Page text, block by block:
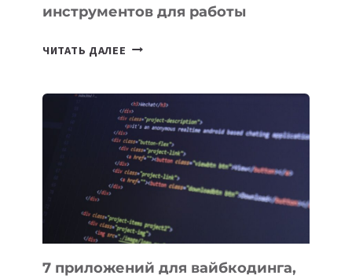
инструментов для работы
ЧИТАТЬ ДАЛЕЕ ТАСК-
ПОЛЕЗНЫХ
ИНСТРУМЕНТОВ
ДЛЯ
РАБОТЫ
7 приложений для вайбкодинга,